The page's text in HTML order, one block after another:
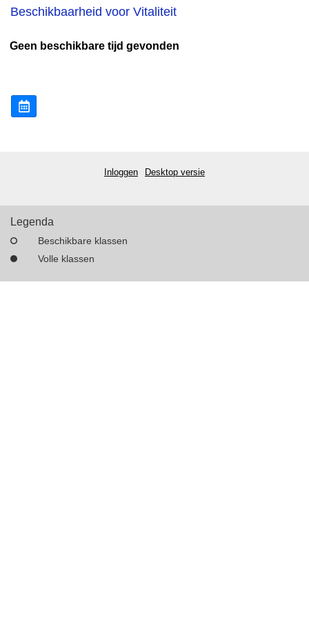
Beschikbaarheid voor Vitaliteit
Geen beschikbare tijd gevonden
Inloggen Desktop versie
Legenda
Beschikbare klassen
Volle klassen